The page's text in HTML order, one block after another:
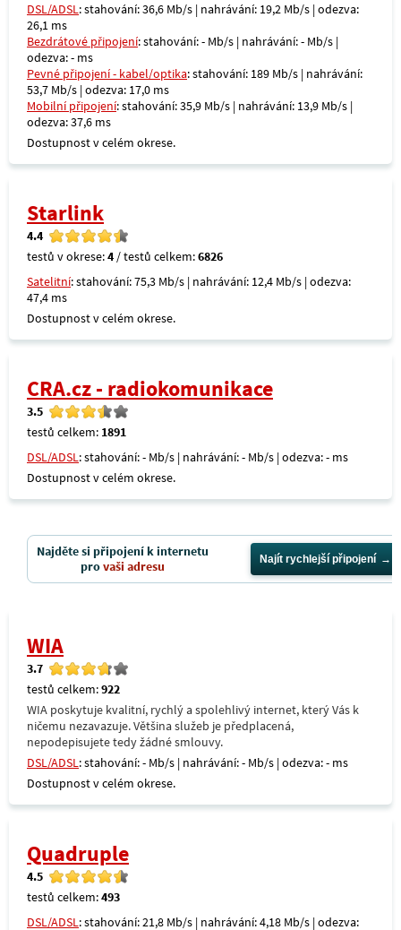
DSL/ADSL: stahování: 36,6 Mb/s | nahrávání: 19,2 Mb/s | odezva:
26,1 ms
Bezdrátové připojení: stahování: - Mb/s | nahrávání: - Mb/s |
odezva: - ms
Pevné připojení - kabel/optika: stahování: 189 Mb/s | nahrávání:
53,7 Mb/s | odezva: 17,0 ms
Mobilní připojení: stahování: 35,9 Mb/s | nahrávání: 13,9 Mb/s |
odezva: 37,6 ms
Dostupnost v celém okrese.
Starlink
4.4
testů v okrese:4 / testů celkem:6826
Satelitní: stahování: 75,3 Mb/s | nahrávání: 12,4 Mb/s | odezva:
47,4 ms
Dostupnost v celém okrese.
CRA.cz - radiokomunikace
3.5
testů celkem: 1891
DSL/ADSL: stahování: - Mb/s | nahrávání: - Mb/s | odezva: - ms
Dostupnost v celém okrese.
Najděte si připojení k internetu
provaši adresu Najít rychlejší připojení
WIA
3.7
testů celkem:922
WIA poskytuje kvalitní, rychlý a spolehlivý internet, který Vás k
ničemu nezavazuje. Většina služeb je předplacená,
nepodepisujete tedy žádné smlouvy.
DSL/ADSL: stahování: - Mb/s | nahrávání: - Mb/s | odezva: - ms
Dostupnost v celém okrese.
Quadruple
4.5
testů celkem:493
DSL/ADSL: stahování: 21,8 Mb/s | nahrávání: 4,18 Mb/s | odezva: